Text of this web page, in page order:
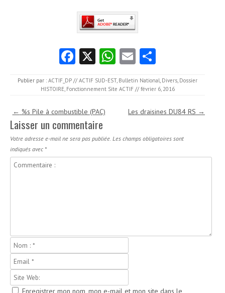
Fa
b
o
o
k
X W
ts
A
p
E
ai
l
ag
er
Publier par : ACTIF_DP // ACTIF SUD-EST, Bulletin National Divers Dossier
HISTOIRE, Fonctionnement Site ACTIF // février 6, 2016
Navigation des articles
← %s Pile à combustible (PAC) Les draisines DU84 RS →
Laisser un commentaire
Votre adresse e-mail ne sera pas publiée. Les champs obligatoires sont
indiqués avec *
Enregistrer mon nom, mon e-mail et mon site dans le